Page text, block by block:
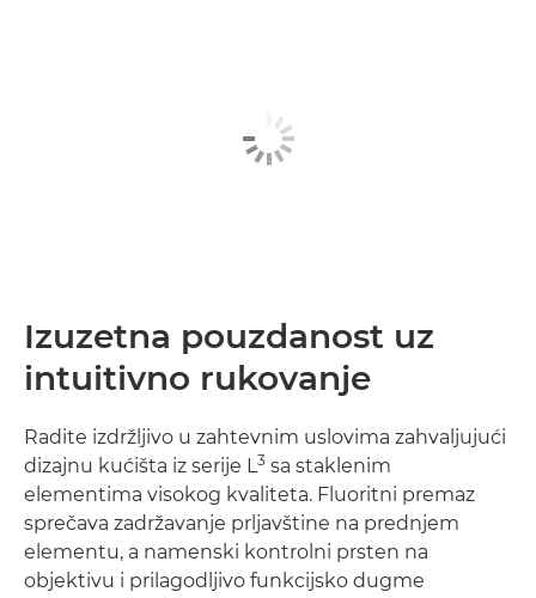
Izuzetna pouzdanost uz
intuitivno rukovanje
Radite izdržljivo u zahtevnim uslovima zahvaljujući
dizajnu kućišta iz serije L 3 sa staklenim
elementima visokog kvaliteta. Fluoritni premaz
sprečava zadržavanje prljavštine na prednjem
elementu, a namenski kontrolni prsten na
objektivu i prilagodljivo funkcijsko dugme